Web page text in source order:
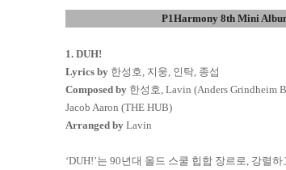
P1Harmony 8th Mini
1. DUH!
Lyrics by 한성호, 지웅, 인탁, 종섭
Composed by 한성호, Lavin (Anders Grindheim
Jacob Aaron (THE HUB)
Arranged by Lavin
‘DUH!’는 90년대 올드 스쿨 힙합 장르로, 강렬하